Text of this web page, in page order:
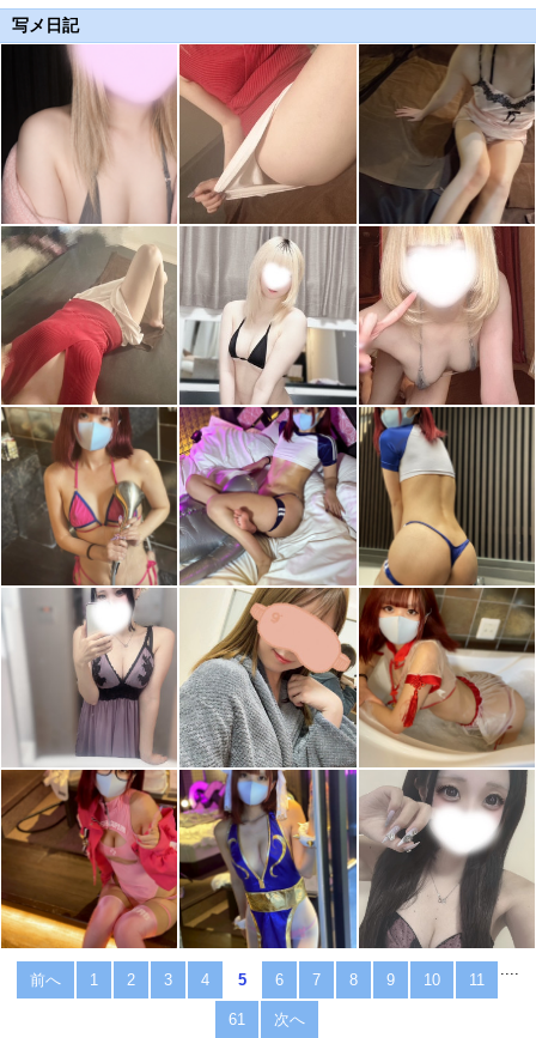
写メ日記
前へ 1 2 3 4 5 6 7 8 9 10 11
61 次へ